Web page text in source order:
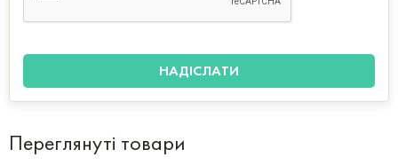
Переглянуті товари